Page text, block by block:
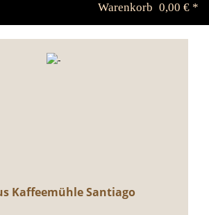
Warenkorb 0,00 € *
Kaffeemühle Santiago